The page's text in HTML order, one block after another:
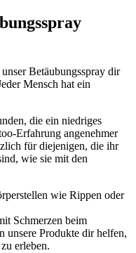
Betäubungsspray dir
Mensch hat ein
die ein niedriges
Erfahrung angenehmer
für diejenigen, die ihr
wie sie mit den
wie Rippen oder
Schmerzen beim
unsere Produkte dir helfen,
erleben.